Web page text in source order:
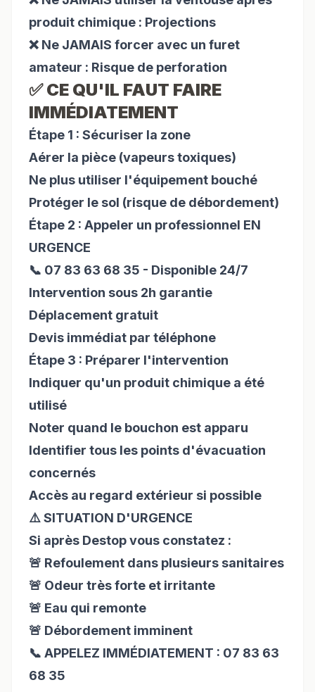
produit chimique : Projections
❌ Ne JAMAIS forcer avec un furet
amateur : Risque de perforation
✅ CE QU'IL FAUT FAIRE
IMMÉDIATEMENT
Étape 1 : Sécuriser la zone
Aérer la pièce (vapeurs toxiques)
Ne plus utiliser l'équipement bouché
Protéger le sol (risque de débordement)
Étape 2 : Appeler un professionnel EN
URGENCE
📞 07 83 63 68 35 - Disponible 24/7
Intervention sous 2h garantie
Déplacement gratuit
Devis immédiat par téléphone
Étape 3 : Préparer l'intervention
Indiquer qu'un produit chimique a été
utilisé
Noter quand le bouchon est apparu
Identifier tous les points d'évacuation
concernés
Accès au regard extérieur si possible
⚠️ SITUATION D'URGENCE
Si après Destop vous constatez :
🚨 Refoulement dans plusieurs sanitaires
🚨 Odeur très forte et irritante
🚨 Eau qui remonte
🚨 Débordement imminent
📞 APPELEZ IMMÉDIATEMENT : 07 83 63
68 35